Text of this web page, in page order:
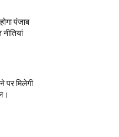
पंजाब
पर मिलेगी